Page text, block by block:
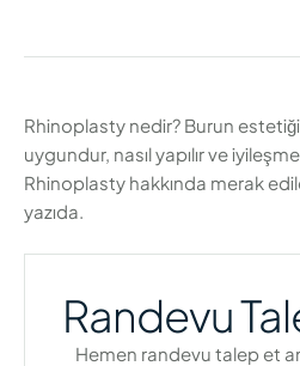
Rhinoplasty nedir? Burun
uygundur, nasıl yapılır ve
Rhinoplasty hakkında merak
yazıda.
Randevu
Hemen randevu talep et